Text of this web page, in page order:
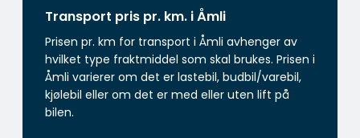
Transport pris pr. km. i Åmli
Prisen pr. km for transport i Åmli avhenger av
hvilket type fraktmiddel som skal brukes. Prisen i
Åmli varierer om det er lastebil, budbil/varebil,
kjølebil eller om det er med eller uten lift på
bilen.